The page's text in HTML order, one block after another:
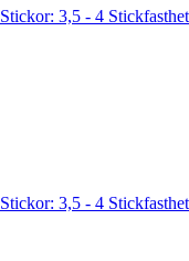
3,5 - 4
3,5 - 4